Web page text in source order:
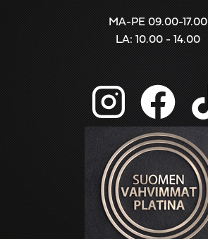
MA-PE 09.00-17.00
LA: 10.00 - 14.00